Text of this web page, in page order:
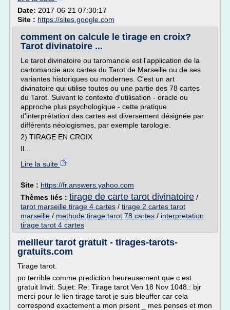
Date: 2017-06-21 07:30:17
Site : https://sites.google.com
comment on calcule le tirage en croix?
Tarot divinatoire ...
Le tarot divinatoire ou taromancie est l'application de la
cartomancie aux cartes du Tarot de Marseille ou de ses
variantes historiques ou modernes. C'est un art
divinatoire qui utilise toutes ou une partie des 78 cartes
du Tarot. Suivant le contexte d'utilisation - oracle ou
approche plus psychologique - cette pratique
d'interprétation des cartes est diversement désignée par
différents néologismes, par exemple tarologie.
2) TIRAGE EN CROIX
Il...
Lire la suite
Site : https://fr.answers.yahoo.com
Thèmes liés : tirage de carte tarot divinatoire /
tarot marseille tirage 4 cartes / tirage 2 cartes tarot
marseille / methode tirage tarot 78 cartes / interpretation
tirage tarot 4 cartes
meilleur tarot gratuit - tirages-tarots-
gratuits.com
Tirage tarot.
po terrible comme prediction heureusement que c est
gratuit Invit. Sujet: Re: Tirage tarot Ven 18 Nov 1048.: bjr
merci pour le lien tirage tarot je suis bleuffer car cela
correspond exactement a mon prsent _ mes penses et mon